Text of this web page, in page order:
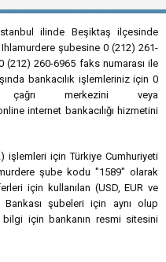
ilinde Beşiktaş ilçesinde
şubesine 0 (212) 261-
(212) 260-6965 faks numarası ile
bankacılık işlemleriniz için 0
çağrı merkezini veya
internet bankacılığı hizmetini
işlemleri için Türkiye Cumhuriyeti
şube kodu "1589" olarak
için kullanılan (USD, EUR ve
şubeleri için aynı olup
bilgi için bankanın resmi sitesini